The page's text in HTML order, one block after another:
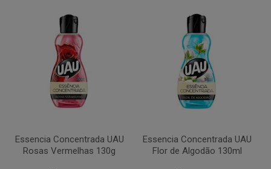
Essencia Concentrada UAU
Rosas Vermelhas 130g
Essencia Concentrada UAU
Flor de Algodão 130ml